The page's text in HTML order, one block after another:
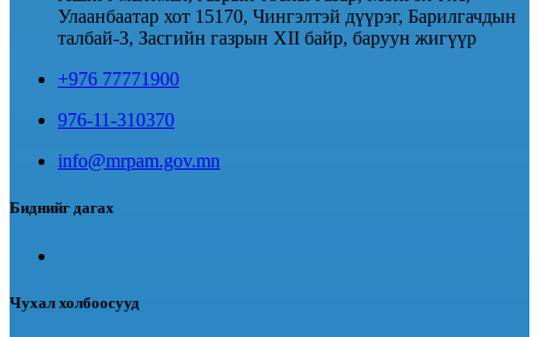
Улаанбаатар хот 15170, Чингэлтэй дүүрэг, Барилгачдын
талбай-3, Засгийн газрын XII байр, баруун жигүүр
+976 77771900
976-11-310370
info@mrpam.gov.mn
Биднийг дагах
Чухал холбоосууд